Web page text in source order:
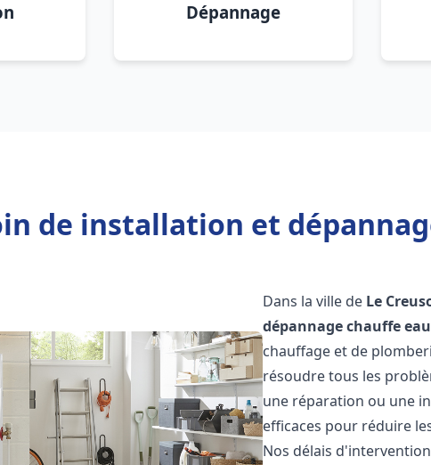
Dépannage
de installation et
Dans la ville de Le
dépannage chauffe eau
chauffage et de
résoudre tous les
une réparation ou une
efficaces pour réduire
Nos délais